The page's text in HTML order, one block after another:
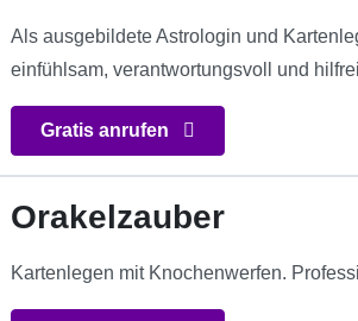
Als ausgebildete Astrologin und
einfühlsam, verantwortungsvoll und
Gratis anrufen
Orakelzauber
Kartenlegen mit Knochenwerfen.